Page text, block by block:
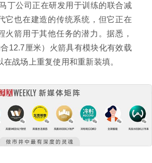
丁公司正在研发用于训练的联合减
它也在建造的传统系统，但它正在
火箭用于其他任务的潜力。据悉，
12.7厘米）火箭具有模块化有效载
战场上重复使用和重新装填。